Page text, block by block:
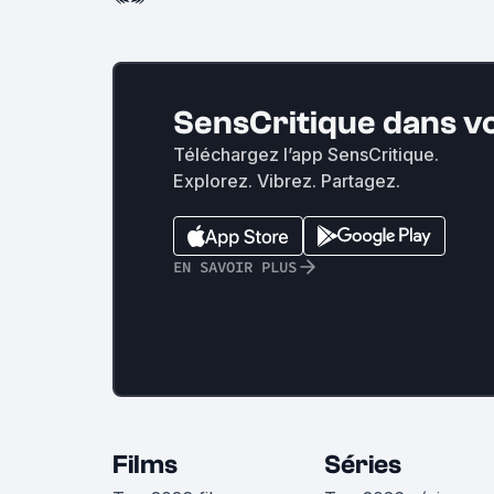
SensCritique dans
Téléchargez l’app SensCritique.
Explorez. Vibrez. Partagez.
EN SAVOIR PLUS
Films Séries